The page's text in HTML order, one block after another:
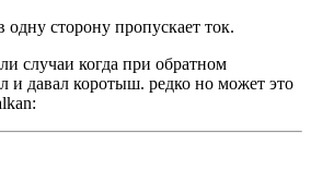
сторону пропускает ток.
случаи когда при обратном
и давал коротыш. редко но может это